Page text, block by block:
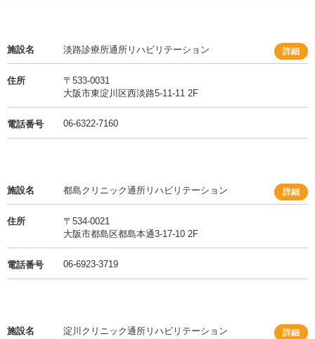
施設名 淡路診療所通所リハビリテーション 詳細
住所
〒533-0031
大阪市東淀川区西淡路5-11-11 2F
電話番号 06-6322-7160
施設名 都島クリニック通所リハビリテーション 詳細
住所
〒534-0021
大阪市都島区都島本通3-17-10 2F
電話番号 06-6923-3719
施設名 淀川クリニック通所リハビリテーション 詳細